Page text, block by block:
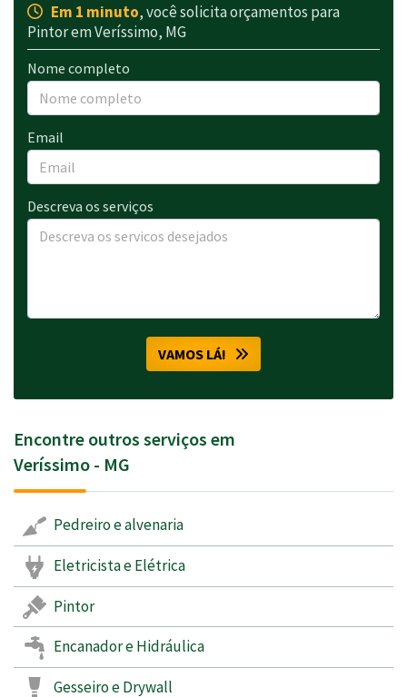
Em 1 minuto, você solicita orçamentos para
Pintor em Veríssimo, MG
Nome completo
Email
Descreva os serviços
VAMOS LÁ!
Encontre outros serviços em
Veríssimo - MG
Pedreiro e alvenaria
Eletricista e Elétrica
Pintor
Encanador e Hidráulica
Gesseiro e Drywall